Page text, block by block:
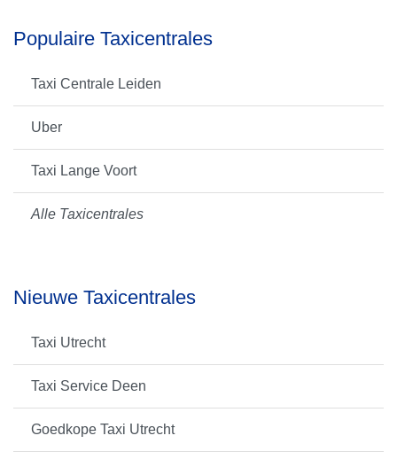
Populaire Taxicentrales
Taxi Centrale Leiden
Uber
Taxi Lange Voort
Alle Taxicentrales
Nieuwe Taxicentrales
Taxi Utrecht
Taxi Service Deen
Goedkope Taxi Utrecht